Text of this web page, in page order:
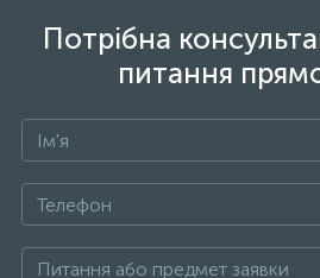
Потрібна
питання